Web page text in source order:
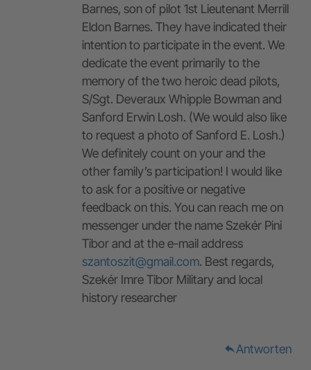
Barnes, son of pilot 1st Lieutenant Merrill
Eldon Barnes. They have indicated their
intention to participate in the event. We
dedicate the event primarily to the
memory of the two heroic dead pilots,
S/Sgt. Deveraux Whipple Bowman and
Sanford Erwin Losh. (We would also like
to request a photo of Sanford E. Losh.)
We definitely count on your and the
other family’s participation! I would like
to ask for a positive or negative
feedback on this. You can reach me on
messenger under the name Szekér Pini
Tibor and at the e-mail address
szantoszit@gmail.com. Best regards,
Szekér Imre Tibor Military and local
history researcher
replyAntworten